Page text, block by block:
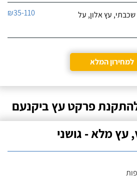
עץ אלון, על
₪35-110
למחירון המלא
פרקט עץ ביקנעם
מלא - גושני